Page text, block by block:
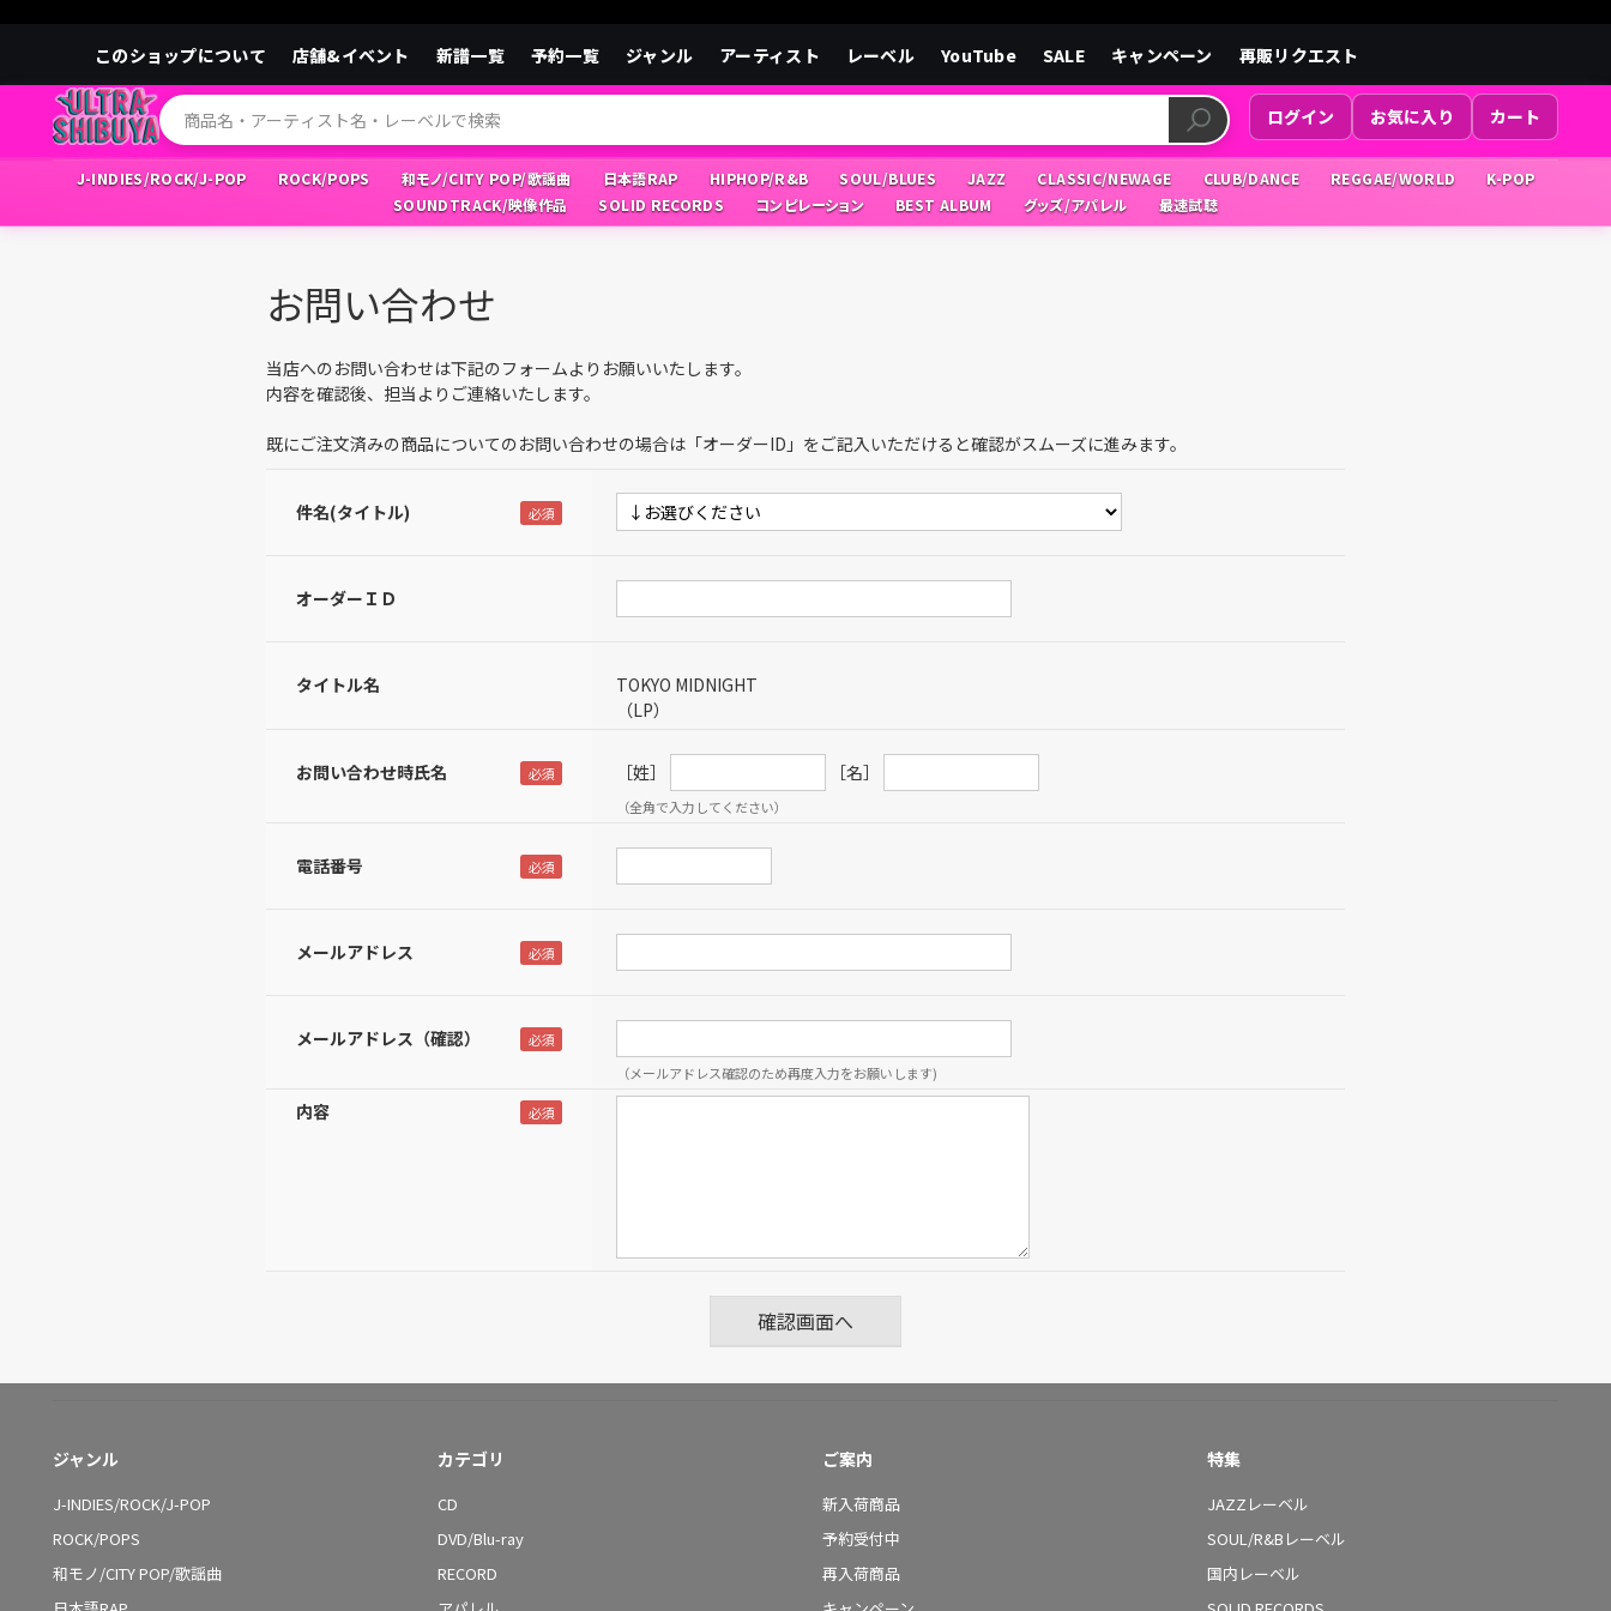
このショップについて 店舗&イベント 新譜一覧 予約一覧 ジャンル アーティスト レーベル YouTube SALE キャンペーン 再販リクエスト
ログイン お気に入り カート
J-INDIES/ROCK/J-POP ROCK/POPS 和モノ/CITY POP/歌謡曲 日本語RAP HIPHOP/R&B SOUL/BLUES JAZZ CLASSIC/NEWAGE CLUB/DANCE REGGAE/WORLD
K-POP
SOUNDTRACK/映像作品
SOLID RECORDS コンピレーション BEST ALBUM グッズ/アパレル 最速試聴
お問い合わせ
当店へのお問い合わせは下記のフォームよりお願いいたします。
内容を確認後、担当よりご連絡いたします。
既にご注文済みの商品についてのお問い合わせの場合は「オーダーID」をご記入いただけると確認がスムーズに進みます。
件名(タイトル)
オーダーＩＤ
タイトル名
TOKYO MIDNIGHT
（LP）
お問い合わせ時氏名 ［姓］ ［名］
（全角で入力してください）
電話番号
メールアドレス
メールアドレス（確認）
（メールアドレス確認のため再度入力をお願いします)
内容
ジャンル
J-INDIES/ROCK/J-POP
ROCK/POPS
和モノ/CITY POP/歌謡曲
カテゴリ
CD
DVD/Blu-ray
RECORD
ご案内
新入荷商品
予約受付中
再入荷商品
特集
JAZZレーベル
SOUL/R&Bレーベル
国内レーベル